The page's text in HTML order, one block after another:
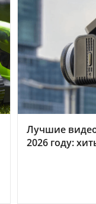
Лучшие
2026 году: